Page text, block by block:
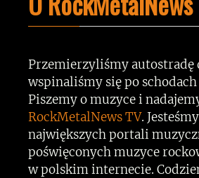
Przemierzyliśmy autostradę
wspinaliśmy się po schodach
Piszemy o muzyce i
RockMetalNews TV.
największych portali
poświęconych muzyce
w polskim internecie.